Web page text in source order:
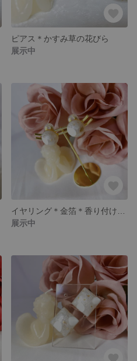
ピアス＊かすみ草の花びら
展示中
展示中